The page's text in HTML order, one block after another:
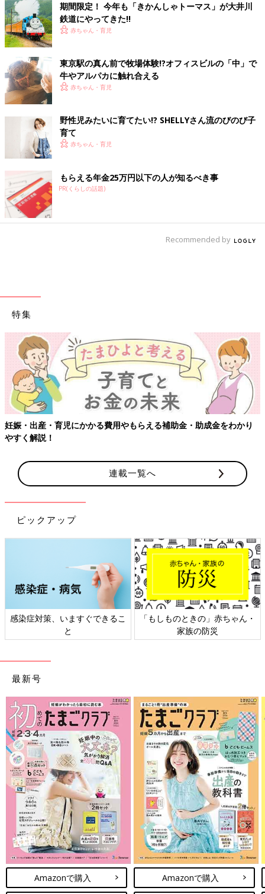
期間限定！ 今年も「きかんしゃトーマス」が大井川
鉄道にやってきた!!
赤ちゃん・育児
東京駅の真ん前で牧場体験!?オフィスビルの「中」で
牛やアルパカに触れ合える
赤ちゃん・育児
野性児みたいに育てたい!? SHELLYさん流のびのび子
育て
赤ちゃん・育児
もらえる年金25万円以下の人が知るべき事
PR(くらしの話題)
Recommended by
特集
【ワクチン接種できるものも】妊婦の感染症対策、知っておいて
連載一覧へ
ピックアップ
・
日本外来小児科学会リーフレッ
ト検討会
六星占術 細木かおりさんの
相談
最新号
Amazonで購入 Amazonで購入